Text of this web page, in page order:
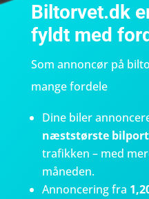
Biltorvet.dk
fyldt med
Som annoncør på
mange fordele
Dine biler
næststørste
trafikken – med
måneden.
Annoncering fra